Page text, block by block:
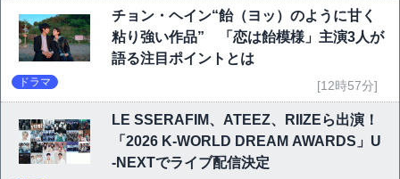
チョン・ヘイン“飴（ヨッ）のように甘く
粘り強い作品” 「恋は飴模様」主演3人が
語る注目ポイントとは
ドラマ [12時57分]
LE SSERAFIM、ATEEZ、RIIZEら出演！
「2026 K-WORLD DREAM AWARDS」U
-NEXTでライブ配信決定